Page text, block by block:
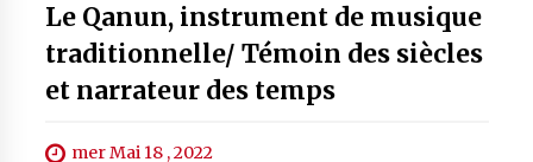
Le Qanun, instrument de musique
traditionnelle/ Témoin des siècles
et narrateur des temps
mer Mai 18 , 2022